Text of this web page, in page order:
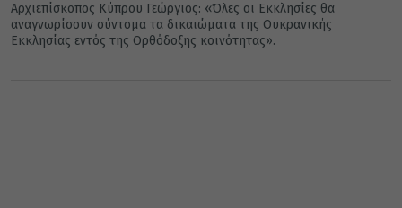
Αρχιεπίσκοπος Κύπρου Γεώργιος: «Όλες οι Εκκλησίες θα
αναγνωρίσουν σύντομα τα δικαιώματα της Ουκρανικής
Εκκλησίας εντός της Ορθόδοξης κοινότητας».